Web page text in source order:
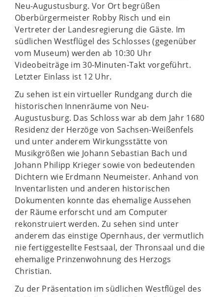
Neu-Augustusburg. Vor Ort begrüßen
Oberbürgermeister Robby Risch und ein
Vertreter der Landesregierung die Gäste. Im
südlichen Westflügel des Schlosses (gegenüber
vom Museum) werden ab 10:30 Uhr
Videobeiträge im 30-Minuten-Takt vorgeführt.
Letzter Einlass ist 12 Uhr.
Zu sehen ist ein virtueller Rundgang durch die
historischen Innenräume von Neu-
Augustusburg. Das Schloss war ab dem Jahr 1680
Residenz der Herzöge von Sachsen-Weißenfels
und unter anderem Wirkungsstätte von
Musikgrößen wie Johann Sebastian Bach und
Johann Philipp Krieger sowie von bedeutenden
Dichtern wie Erdmann Neumeister. Anhand von
Inventarlisten und anderen historischen
Dokumenten konnte das ehemalige Aussehen
der Räume erforscht und am Computer
rekonstruiert werden. Zu sehen sind unter
anderem das einstige Opernhaus, der vermutlich
nie fertiggestellte Festsaal, der Thronsaal und die
ehemalige Prinzenwohnung des Herzogs
Christian.
Zu der Präsentation im südlichen Westflügel des